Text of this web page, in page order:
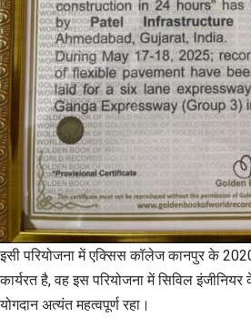
इसी परियोजना में एक्सिस कॉलेज कानपुर के
कार्यरत है, वह इस परियोजना में सिविल
योगदान अत्यंत महत्वपूर्ण रहा।